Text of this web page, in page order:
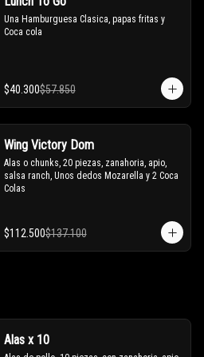
Una Hamburguesa Clasica, papas fritas y
Coca cola
$40.300$57.850
Wing Victory Dom
Alas o chunks, 20 piezas, zanahoria, apio,
salsa ranch, Unos dedos Mozarella y 2 Coca
Colas
$112.500$137.100
Alas x 10